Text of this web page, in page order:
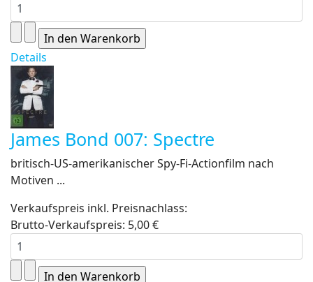
Details
James Bond 007: Spectre
britisch-US-amerikanischer Spy-Fi-Actionfilm nach
Motiven ...
Verkaufspreis inkl. Preisnachlass:
Brutto-Verkaufspreis: 5,00 €